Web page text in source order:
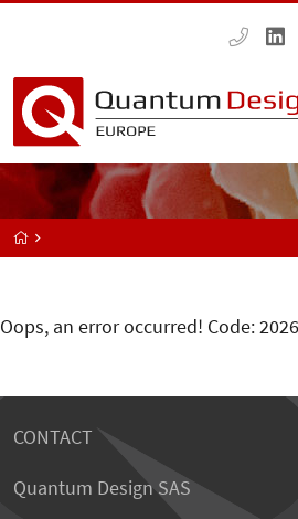
Oops, an error occurred! Code:
CONTACT
Quantum Design SAS